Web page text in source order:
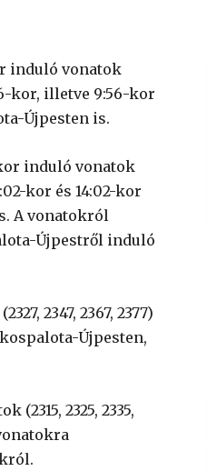
induló vonatok
kor, illetve 9:56-kor
Újpesten is.
induló vonatok
kor és 14:02-kor
A vonatokról
Újpestről induló
2347, 2367, 2377)
Újpesten,
(2315, 2325, 2335,